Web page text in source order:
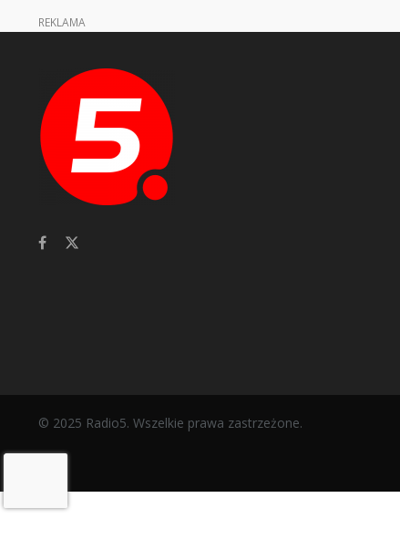
REKLAMA
© 2025 Radio5. Wszelkie prawa zastrzeżone.